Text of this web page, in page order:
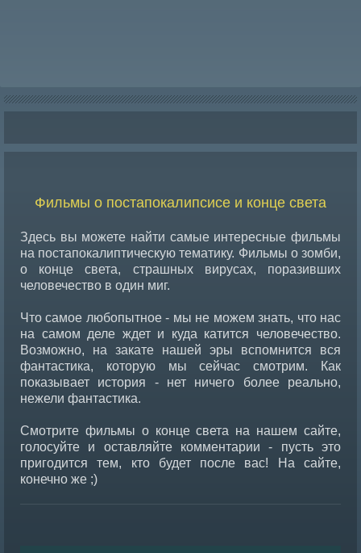
Фильмы о постапокалипсисе и конце света
Здесь вы можете найти самые интересные фильмы
на постапокалиптическую тематику. Фильмы о зомби,
о конце света, страшных вирусах, поразивших
человечество в один миг.
Что самое любопытное - мы не можем знать, что нас
на самом деле ждет и куда катится человечество.
Возможно, на закате нашей эры вспомнится вся
фантастика, которую мы сейчас смотрим. Как
показывает история - нет ничего более реально,
нежели фантастика.
Смотрите фильмы о конце света на нашем сайте,
голосуйте и оставляйте комментарии - пусть это
пригодится тем, кто будет после вас! На сайте,
конечно же ;)